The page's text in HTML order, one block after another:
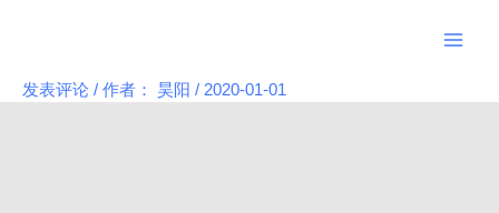
容
发表评论 / 作者： 昊阳 / 2020-01-01
Post